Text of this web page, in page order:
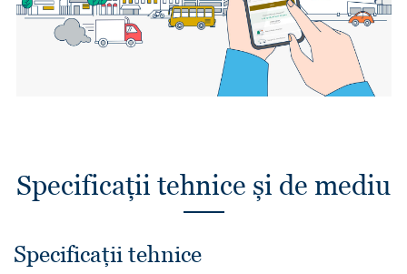
Specificații tehnice și de mediu
Specificații tehnice